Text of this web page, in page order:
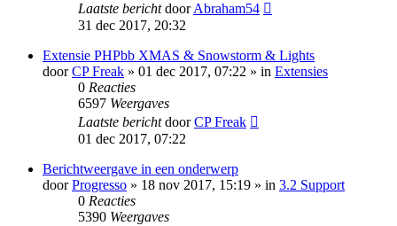
Laatste berichtdoorAbraham54
31 dec 2017, 20:32
Extensie PHPbb XMAS & Snowstorm & Lights
doorCP Freak » 01 dec 2017, 07:22 » in Extensies
0 Reacties
6597 Weergaves
Laatste berichtdoorCP Freak
01 dec 2017, 07:22
Berichtweergave in een onderwerp
doorProgresso » 18 nov 2017, 15:19 » in 3.2 Support
0 Reacties
5390 Weergaves